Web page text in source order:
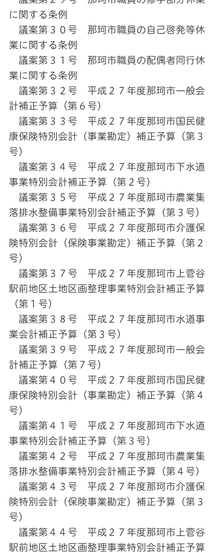
に関する条例
議案第３０号 那珂市職員の自己啓発等休
業に関する条例
議案第３１号 那珂市職員の配偶者同行休
業に関する条例
議案第３２号 平成２７年度那珂市一般会
計補正予算（第６号）
議案第３３号 平成２７年度那珂市国民健
康保険特別会計（事業勘定）補正予算（第３
号）
議案第３４号 平成２７年度那珂市下水道
事業特別会計補正予算（第２号）
議案第３５号 平成２７年度那珂市農業集
落排水整備事業特別会計補正予算（第３号）
議案第３６号 平成２７年度那珂市介護保
険特別会計（保険事業勘定）補正予算（第２
号）
議案第３７号 平成２７年度那珂市上菅谷
駅前地区土地区画整理事業特別会計補正予算
（第１号）
議案第３８号 平成２７年度那珂市水道事
業会計補正予算（第３号）
議案第３９号 平成２７年度那珂市一般会
計補正予算（第７号）
議案第４０号 平成２７年度那珂市国民健
康保険特別会計（事業勘定）補正予算（第４
号）
議案第４１号 平成２７年度那珂市下水道
事業特別会計補正予算（第３号）
議案第４２号 平成２７年度那珂市農業集
落排水整備事業特別会計補正予算（第４号）
議案第４３号 平成２７年度那珂市介護保
険特別会計（保険事業勘定）補正予算（第３
号）
議案第４４号 平成２７年度那珂市上菅谷
駅前地区土地区画整理事業特別会計補正予算